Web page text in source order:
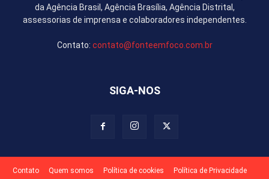
da Agência Brasil, Agência Brasília, Agência Distrital,
assessorias de imprensa e colaboradores independentes.
Contato: contato@fonteemfoco.com.br
SIGA-NOS
Contato Quem somos Política de cookies
Política de Privacidade